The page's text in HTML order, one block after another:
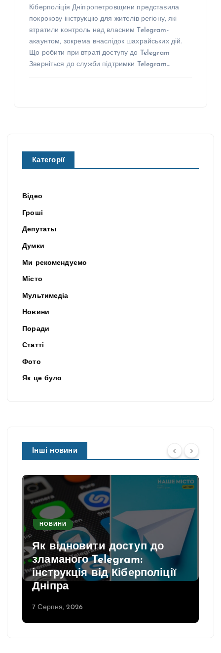
Кіберполіція Дніпропетровщини представила
покрокову інструкцію для жителів регіону, які
втратили контроль над власним Telegram-
акаунтом, зокрема внаслідок шахрайських дій.
Що робити при втраті доступу до Telegram
Зверніться до служби підтримки Telegram…
Категорії
Відео
Гроші
Депутаты
Думки
Ми рекомендуємо
Місто
Мультимедіа
Новини
Поради
Статті
Фото
Як це було
Інші новини
НОВИНИ
Як відновити доступ до
зламаного Telegram:
інструкція від Кіберполіції
Дніпра
7 Серпня, 2026